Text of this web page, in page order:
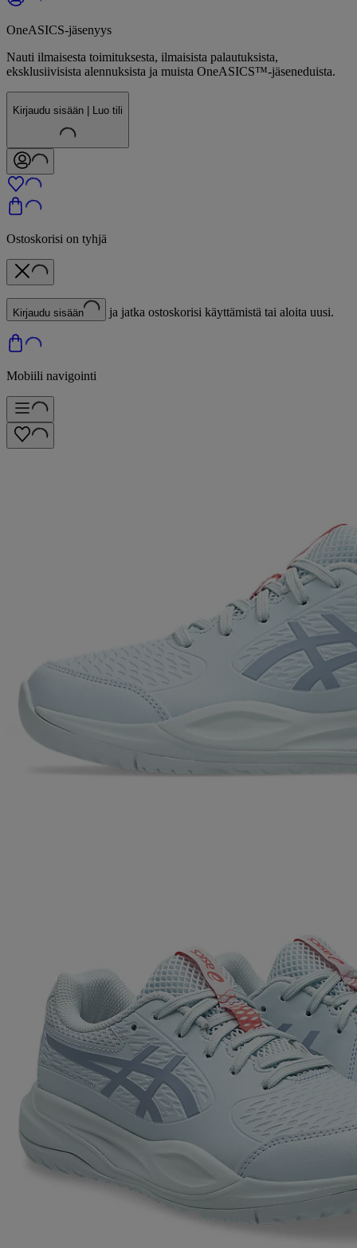
OneASICS-jäsenyys
Nauti ilmaisesta toimituksesta, ilmaisista palautuksista,
eksklusiivisista alennuksista ja muista OneASICS™-jäseneduista.
Kirjaudu sisään | Luo tili
Ostoskorisi on tyhjä
Kirjaudu sisään ja jatka ostoskorisi käyttämistä tai aloita uusi.
Mobiili navigointi